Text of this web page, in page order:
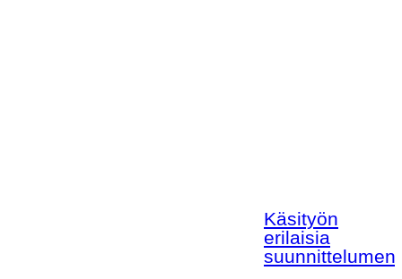
Käsityön
erilaisia